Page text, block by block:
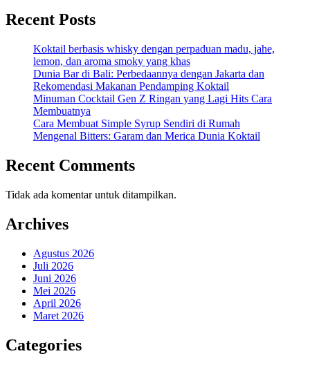
Recent Posts
Koktail berbasis whisky dengan perpaduan madu, jahe,
lemon, dan aroma smoky yang khas
Dunia Bar di Bali: Perbedaannya dengan Jakarta dan
Rekomendasi Makanan Pendamping Koktail
Minuman Cocktail Gen Z Ringan yang Lagi Hits Cara
Membuatnya
Cara Membuat Simple Syrup Sendiri di Rumah
Mengenal Bitters: Garam dan Merica Dunia Koktail
Recent Comments
Tidak ada komentar untuk ditampilkan.
Archives
Agustus 2026
Juli 2026
Juni 2026
Mei 2026
April 2026
Maret 2026
Categories